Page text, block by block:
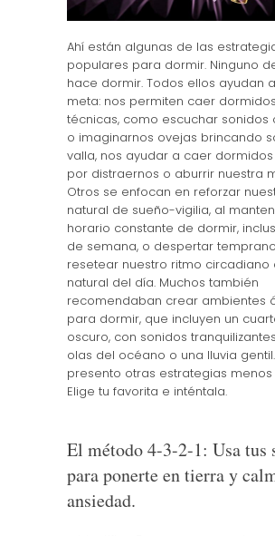
Ahí están algunas de las
populares para dormir. Ninguno
hace dormir. Todos ellos ayudan
meta: nos permiten caer
técnicas, como escuchar sonidos
o imaginarnos ovejas brincando
valla, nos ayudar a caer
por distraernos o aburrir nuestra
Otros se enfocan en reforzar
natural de sueño-vigilia, al
horario constante de dormir,
de semana, o despertar
resetear nuestro ritmo circadiano
natural del día. Muchos también
recomendaban crear ambientes
para dormir, que incluyen un
oscuro, con sonidos
olas del océano o una lluvia
presento otras estrategias menos
Elige tu favorita e inténtala.
El método 4-3-2-1: Usa tus
para ponerte en tierra y
ansiedad.